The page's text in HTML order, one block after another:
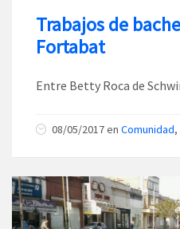
Trabajos de
Fortabat
Entre Betty Roca de
08/05/2017en Comunidad,